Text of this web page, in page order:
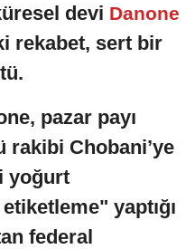
devi Danone
rekabet, sert bir
pazar payı
rakibi Chobani’ye
yoğurt
yaptığı
federal